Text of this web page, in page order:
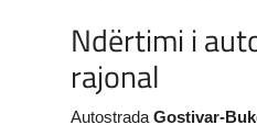
Ndërtimi i
rajonal
Autostrada Gostivar-